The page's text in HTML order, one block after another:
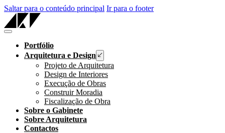
Saltar para o conteúdo principal Ir para o footer
Portfólio
Arquitetura e Design
Projeto de Arquitetura
Design de Interiores
Execução de Obras
Construir Moradia
Fiscalização de Obra
Sobre o Gabinete
Sobre Arquitetura
Contactos